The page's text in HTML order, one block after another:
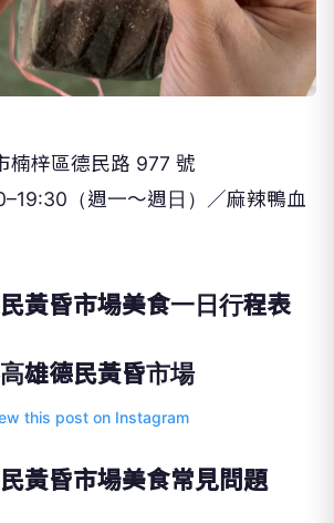
楠梓區德民路 977 號
（週一～週日）／麻辣鴨血
黃昏市場美食一日行程表
雄德民黃昏市場
this post on Instagram
黃昏市場美食常見問題